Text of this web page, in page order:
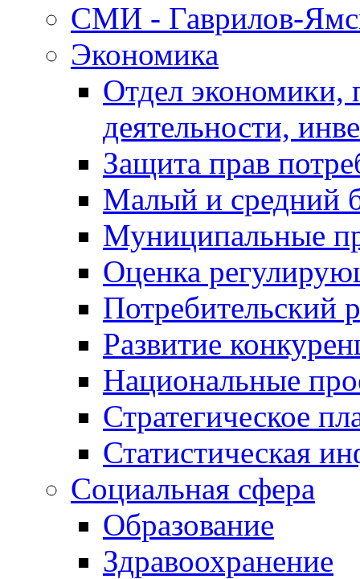
СМИ - Гаврилов-
Экономика
Отдел экономики,
деятельности,
Защита прав
Малый и средний
Муниципальные
Оценка
Потребительский
Развитие
Национальные
Стратегическое
Статистическая
Социальная сфера
Образование
Здравоохранение